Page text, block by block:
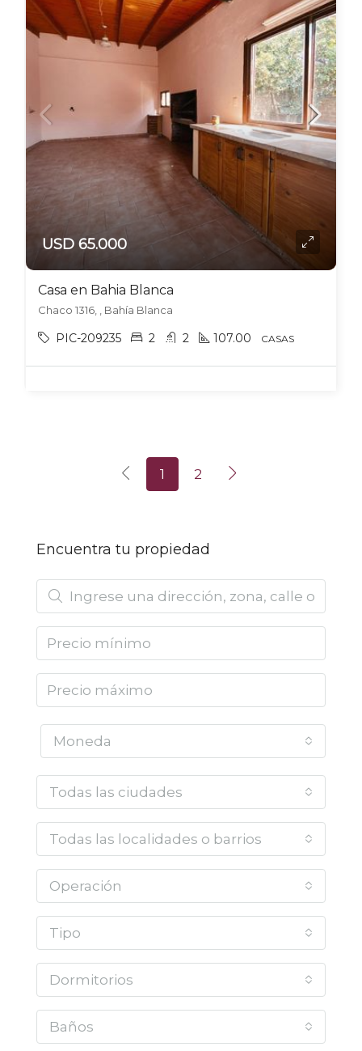
USD 65.000
Casa en Bahia Blanca
Chaco 1316, , Bahía Blanca
PIC-209235 2 2 107.00 CASAS
1 2
Encuentra tu propiedad
Moneda
Todas las ciudades
Todas las localidades o barrios
Operación
Tipo
Dormitorios
Baños